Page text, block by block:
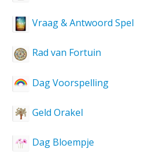
Vraag & Antwoord Spel
Rad van Fortuin
Dag Voorspelling
Geld Orakel
Dag Bloempje